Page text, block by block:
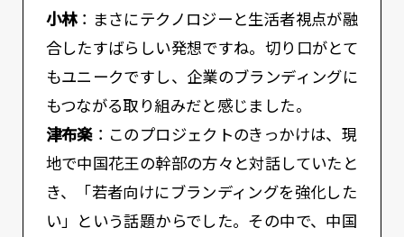
小林：まさにテクノロジーと生活者視点が融
合したすばらしい発想ですね。切り口がとて
もユニークですし、企業のブランディングに
もつながる取り組みだと感じました。
津布楽：このプロジェクトのきっかけは、現
地で中国花王の幹部の方々と対話していたと
き、「若者向けにブランディングを強化した
い」という話題からでした。その中で、中国